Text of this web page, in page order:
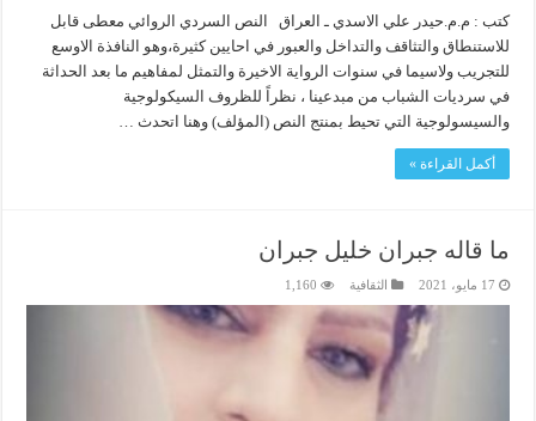
كتب : م.م.حيدر علي الاسدي ـ العراق النص السردي الروائي معطى قابل
للاستنطاق والتثاقف والتداخل والعبور في احايين كثيرة،وهو النافذة الاوسع
للتجريب ولاسيما في سنوات الرواية الاخيرة والتمثل لمفاهيم ما بعد الحداثة
في سرديات الشباب من مبدعينا ، نظراً للظروف السيكولوجية
والسيسولوجية التي تحيط بمنتج النص (المؤلف) وهنا اتحدث …
أكمل القراءة »
ما قاله جبران خليل جبران
17 مايو، 2021 الثقافية 1,160